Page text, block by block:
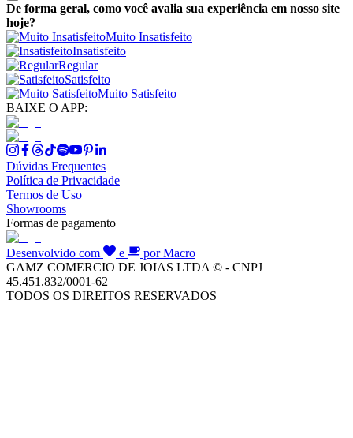
De forma geral, como você avalia sua experiência em nosso site
hoje?
Muito Insatisfeito
Insatisfeito
Regular
Satisfeito
Muito Satisfeito
BAIXE O APP:
Dúvidas Frequentes
Política de Privacidade
Termos de Uso
Showrooms
Formas de pagamento
Desenvolvido com e
por Macro
GAMZ COMERCIO DE JOIAS LTDA © - CNPJ
45.451.832/0001-62
TODOS OS DIREITOS RESERVADOS